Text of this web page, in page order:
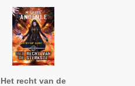
Het recht van de